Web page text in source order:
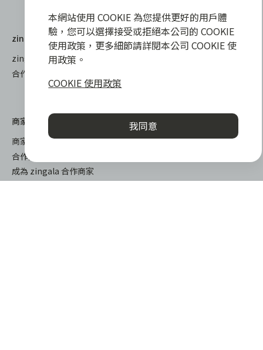
zingala 購物
zingala 購物
合作品牌商家
教學指南
商家專區
商家合作優勢
合作方案及加值服務
成為 zingala 合作商家
本網站使用 COOKIE 為您提供更好的用戶體
驗，您可以選擇接受或拒絕本公司的 COOKIE
使用政策，更多細節請詳閱本公司 COOKIE 使
用政策。
COOKIE 使用政策
我同意